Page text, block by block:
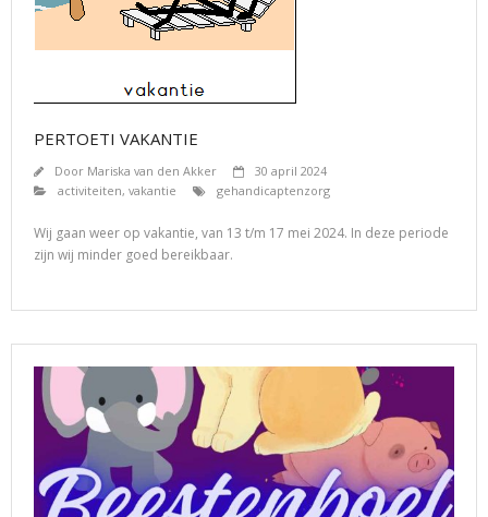
PERTOETI VAKANTIE
Door Mariska van den Akker
30 april 2024
activiteiten, vakantie gehandicaptenzorg
Wij gaan weer op vakantie, van 13 t/m 17 mei 2024. In deze periode
zijn wij minder goed bereikbaar.